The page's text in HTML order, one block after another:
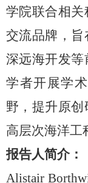
学院联合相
交流品牌，
深远海开发等
学者开展学
野，提升原
高层次海洋工
报告人简介：
Alistair